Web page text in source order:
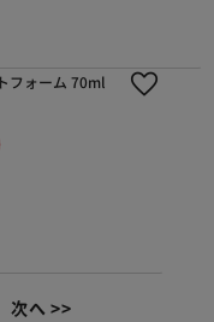
フォーム 70ml
次へ >>